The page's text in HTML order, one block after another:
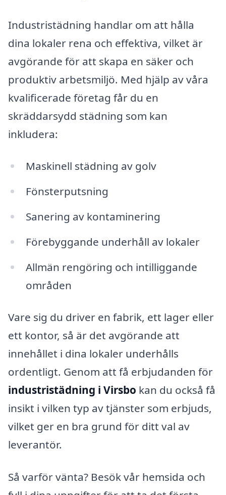
Industristädning handlar om att hålla
dina lokaler rena och effektiva, vilket är
avgörande för att skapa en säker och
produktiv arbetsmiljö. Med hjälp av våra
kvalificerade företag får du en
skräddarsydd städning som kan
inkludera:
Maskinell städning av golv
Fönsterputsning
Sanering av kontaminering
Förebyggande underhåll av lokaler
Allmän rengöring och intilliggande
områden
Vare sig du driver en fabrik, ett lager eller
ett kontor, så är det avgörande att
innehållet i dina lokaler underhålls
ordentligt. Genom att få erbjudanden för
industristädning i Virsbo kan du också få
insikt i vilken typ av tjänster som erbjuds,
vilket ger en bra grund för ditt val av
leverantör.
Så varför vänta? Besök vår hemsida och